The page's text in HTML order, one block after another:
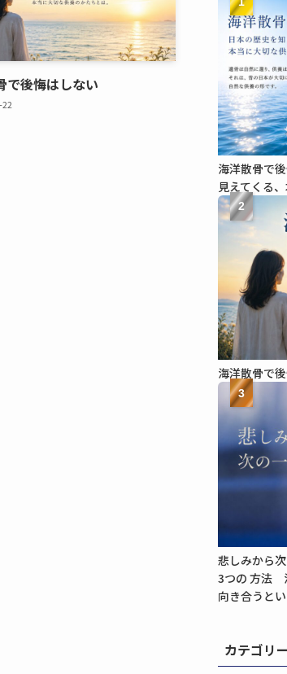
で​後悔は​しない
海洋散骨で​
見えてくる
2
海洋散骨で​
3
悲しみから​
3つの​ 方​法
向き合うと​
カテゴリー